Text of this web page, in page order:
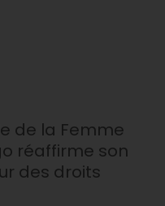
de la Femme
réaffirme son
des droits